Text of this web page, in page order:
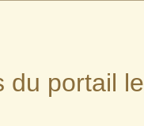
du portail